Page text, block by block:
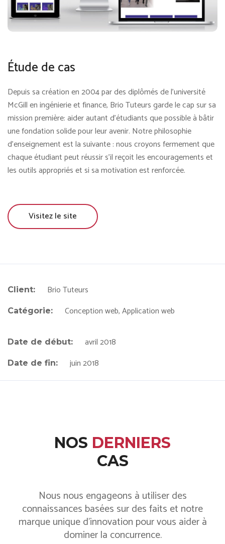
Étude de cas
Depuis sa création en 2004 par des diplômés de l’université
McGill en ingénierie et finance, Brio Tuteurs garde le cap sur sa
mission première: aider autant d’étudiants que possible à bâtir
une fondation solide pour leur avenir. Notre philosophie
d’enseignement est la suivante : nous croyons fermement que
chaque étudiant peut réussir s’il reçoit les encouragements et
les outils appropriés et si sa motivation est renforcée.
Visitez le site
Client: Brio Tuteurs
Catégorie: Conception web, Application web
Date de début: avril 2018
Date de fin: juin 2018
NOS DERNIERS
CAS
Nous nous engageons à utiliser des
connaissances basées sur des faits et notre
marque unique d'innovation pour vous aider à
dominer la concurrence.